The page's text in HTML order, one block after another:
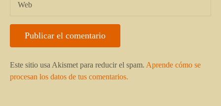
Web
Este sitio usa Akismet para reducir el spam. Aprende cómo se
procesan los datos de tus comentarios.